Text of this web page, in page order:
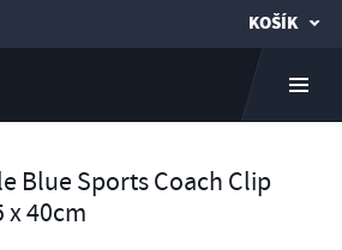
KOŠÍK
Blue Sports Coach Clip
x 40cm